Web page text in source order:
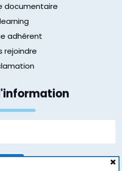
documentaire
adhérent
rejoindre